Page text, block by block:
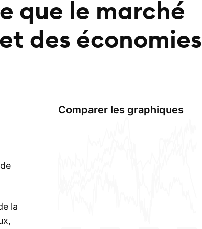
que le marché
des économies
la
Comparer les graphiques